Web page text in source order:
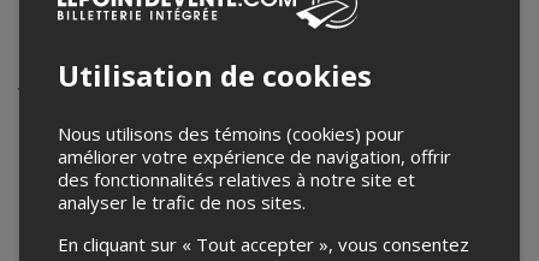
Votre recherche n'a retourné aucun résultat.
Utilisation de cookies
Nous utilisons des témoins (cookies) pour
améliorer votre expérience de navigation, offrir
des fonctionnalités relatives à notre site et
analyser le trafic de nos sites.
En cliquant sur « Tout accepter », vous consentez